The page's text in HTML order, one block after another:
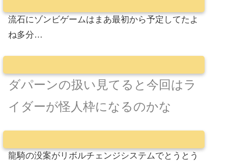
流石にゾンビゲームはまあ最初から予定してたよ
ね多分…
ダパーンの扱い見てると今回はラ
イダーが怪人枠になるのかな
龍騎の没案がリボルチェンジシステムでとうとう